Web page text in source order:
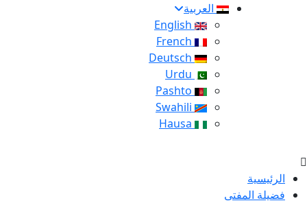
العربية
الرئيسية
فضيلة المفتى